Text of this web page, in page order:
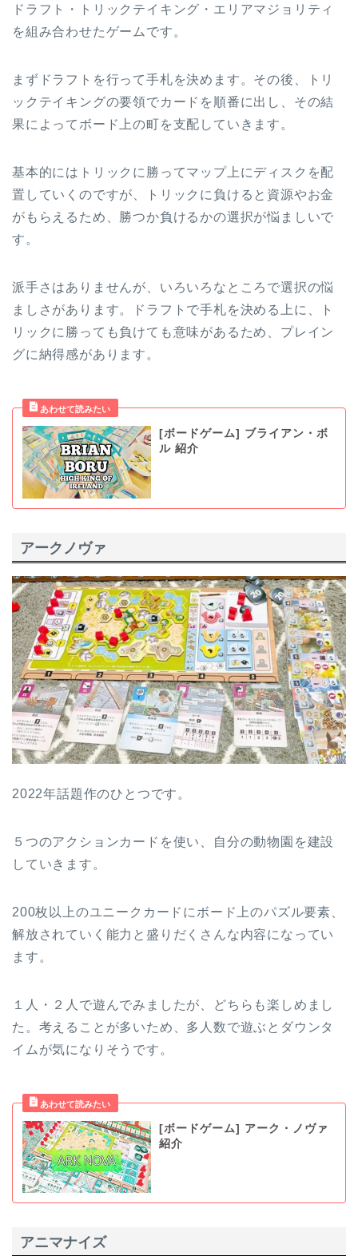
ドラフト・トリックテイキング・エリアマジョリティ
を組み合わせたゲームです。
まずドラフトを行って手札を決めます。その後、トリ
ックテイキングの要領でカードを順番に出し、その結
果によってボード上の町を支配していきます。
基本的にはトリックに勝ってマップ上にディスクを配
置していくのですが、トリックに負けると資源やお金
がもらえるため、勝つか負けるかの選択が悩ましいで
す。
派手さはありませんが、いろいろなところで選択の悩
ましさがあります。ドラフトで手札を決める上に、ト
リックに勝っても負けても意味があるため、プレイン
グに納得感があります。
[ボードゲーム] ブライアン・ボ
ル 紹介
アークノヴァ
2022年話題作のひとつです。
５つのアクションカードを使い、自分の動物園を建設
していきます。
200枚以上のユニークカードにボード上のパズル要素、
解放されていく能力と盛りだくさんな内容になってい
ます。
１人・２人で遊んでみましたが、どちらも楽しめまし
た。考えることが多いため、多人数で遊ぶとダウンタ
イムが気になりそうです。
[ボードゲーム] アーク・ノヴァ
紹介
アニマナイズ